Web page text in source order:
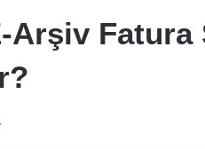
Arşiv Fatura